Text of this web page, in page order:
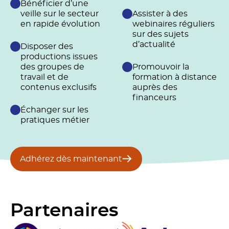
Bénéficier d’une
veille sur le secteur
en rapide évolution
Disposer des
productions issues
des groupes de
travail et de
contenus exclusifs
Échanger sur les
pratiques métier
Assister à des
webinaires réguliers
sur des sujets
d’actualité
Promouvoir la
formation à distance
auprès des
financeurs
Adhérez dès maintenant
Partenaires